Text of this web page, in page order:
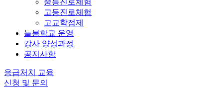
중등진로체험
고등진로체험
고교학점제
늘봄학교 운영
강사 양성과정
공지사항
응급처치 교육
신청 및 문의